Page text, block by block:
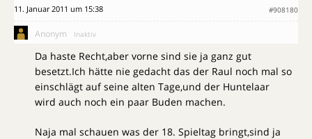
11. Januar 2011 um 15:38 #908180
Anonym Inaktiv
Da haste Recht,aber vorne sind sie ja ganz gut
besetzt.Ich hätte nie gedacht das der Raul noch mal so
einschlägt auf seine alten Tage,und der Huntelaar
wird auch noch ein paar Buden machen.
Naja mal schauen was der 18. Spieltag bringt,sind ja